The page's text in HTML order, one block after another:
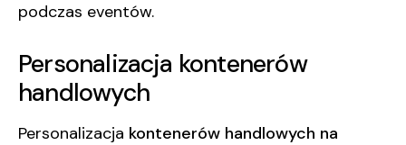
podczas eventów.
Personalizacja kontenerów
handlowych
Personalizacja kontenerów handlowych na